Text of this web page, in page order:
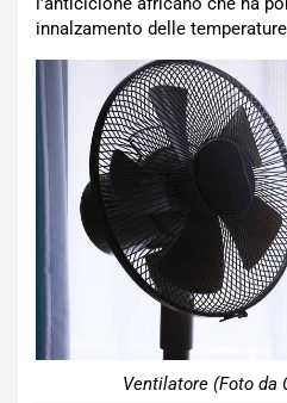
innalzamento delle
Ventilatore (Foto da